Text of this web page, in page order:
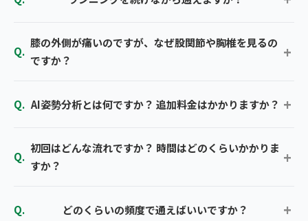
膝の外側が痛いのですが、なぜ股関節や胸椎を見るの
ですか？
AI姿勢分析とは何ですか？ 追加料金はかかりますか？
初回はどんな流れですか？ 時間はどのくらいかかりま
すか？
どのくらいの頻度で通えばいいですか？